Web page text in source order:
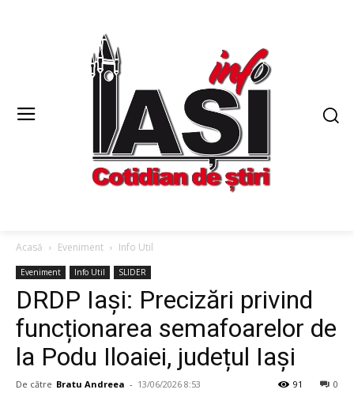
Acasă Eveniment Info Util
Eveniment Info Util SLIDER
DRDP Iași: Precizări privind
funcționarea semafoarelor de
la Podu Iloaiei, județul Iași
De către Bratu Andreea - 13/06/2026 8:53 0
91